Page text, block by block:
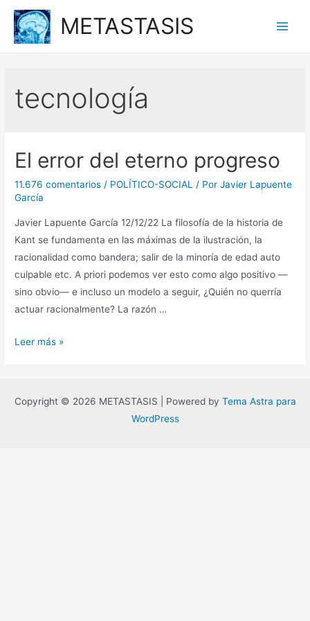
contenido
METASTASIS
tecnología
El error del eterno progreso
11.676 comentarios / POLÍTICO-SOCIAL / PorJavier Lapuente
García
Javier Lapuente García 12/12/22 La filosofía de la historia de
Kant se fundamenta en las máximas de la ilustración, la
racionalidad como bandera; salir de la minoría de edad auto
culpable etc. A priori podemos ver esto como algo positivo —
sino obvio— e incluso un modelo a seguir, ¿Quién no querría
actuar racionalmente? La razón …
El
progreso
Leer más »
Copyright © 2026 METASTASIS | Powered by Tema Astra para
WordPress